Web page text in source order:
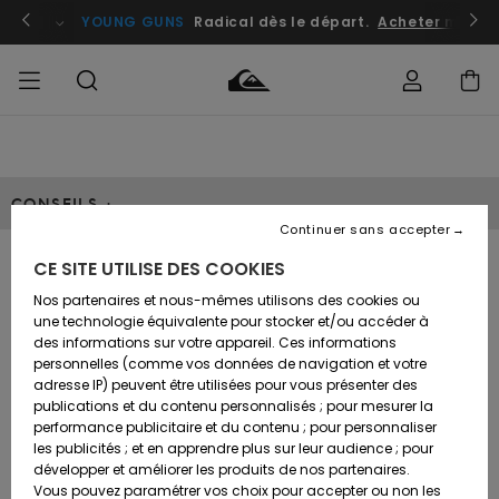
Se connecter / s'inscrire
YOUNG GUNS Radical dès le départ. Acheter
Chaussures
& Tongs
Surf
Snow
Chaussures
& Tongs
Surf
Snow
FEMME
A
Découvrir
Snow
SURF
Surf
Shop
Enfant
Highlights
Communauté
SNOW
Snow
Shop
Enfant
Snow
Shop
Femme
OUTLET
Enfant
Outlet
Femme
Retours
Paiement
Carte
Cadeau
CONSEILS :
Entretenir ses
vêtements de
snowboard et de ski
Pourquoi laver ses vêtements de ski
CE SITE UTILISE DES COOKIES
Nos partenaires et nous-mêmes utilisons des cookies ou
une technologie équivalente pour stocker et/ou accéder à
des informations sur votre appareil. Ces informations
personnelles (comme vos données de navigation et votre
adresse IP) peuvent être utilisées pour vous présenter des
publications et du contenu personnalisés ; pour mesurer la
performance publicitaire et du contenu ; pour personnaliser
les publicités ; et en apprendre plus sur leur audience ; pour
développer et améliorer les produits de nos partenaires.
Vous pouvez paramétrer vos choix pour accepter ou non les
Continuer sans accepter